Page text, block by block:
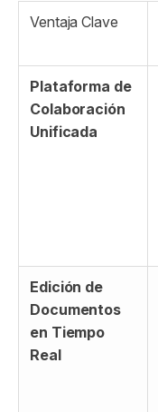
Ventaja Clave
Plataforma de
Colaboración
Unificada
Edición de
Documentos
en Tiempo
Real